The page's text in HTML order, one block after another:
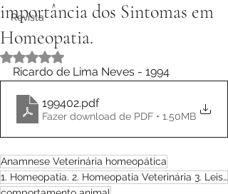
Revista
importância dos Sintomas em
Homeopatia.
Avaliado com NaN de 5 estrelas.
Ricardo de Lima Neves - 1994
199402.pdf
Fazer download de PDF • 1.50MB
Anamnese Veterinária homeopática
1. Homeopatia. 2. Homeopatia Veterinária 3. Leishmaniose Visceral Canina I.